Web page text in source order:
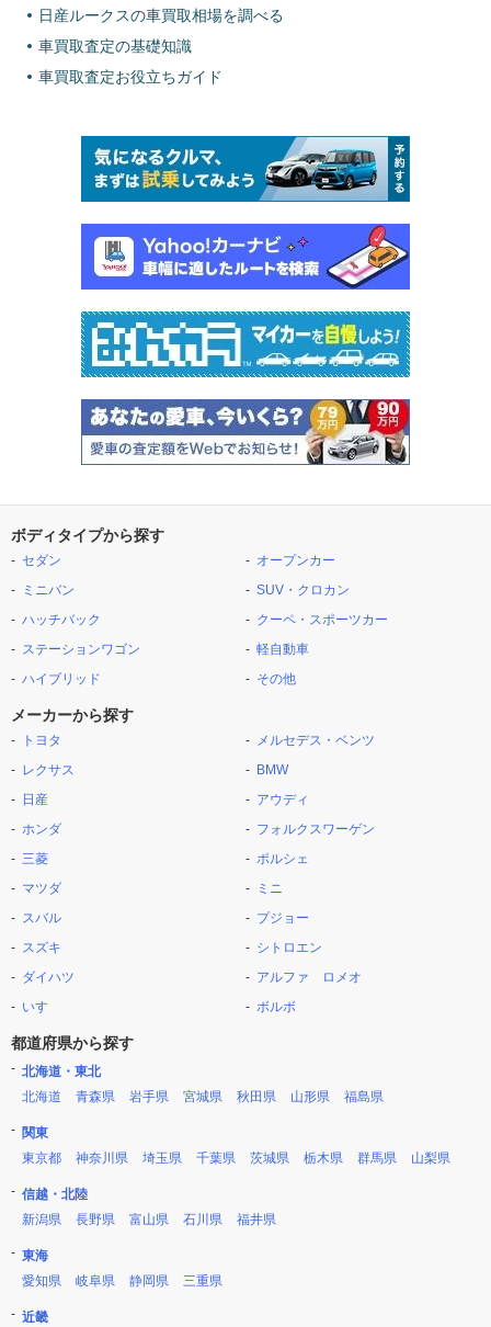
日産ルークスの車買取相場を調べる
車買取査定の基礎知識
車買取査定お役立ちガイド
ボディタイプから探す
セダン
ミニバン
ハッチバック
ステーションワゴン
ハイブリッド
オープンカー
SUV・クロカン
クーペ・スポーツカー
軽自動車
その他
メーカーから探す
トヨタ
レクサス
日産
ホンダ
三菱
マツダ
スバル
スズキ
ダイハツ
いすゞ
メルセデス・ベンツ
BMW
アウディ
フォルクスワーゲン
ポルシェ
ミニ
プジョー
シトロエン
アルファ ロメオ
ボルボ
都道府県から探す
北海道・東北
北海道
青森県 岩手県 宮城県 秋田県 山形県 福島県
関東
東京都
神奈川県 埼玉県 千葉県 茨城県 栃木県 群馬県 山梨県
信越・北陸
新潟県
長野県 富山県 石川県 福井県
東海
愛知県
岐阜県 静岡県 三重県
近畿